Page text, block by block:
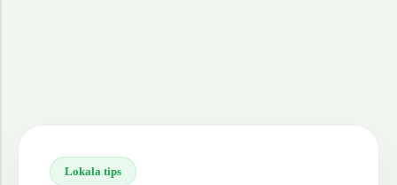
Lokala tips